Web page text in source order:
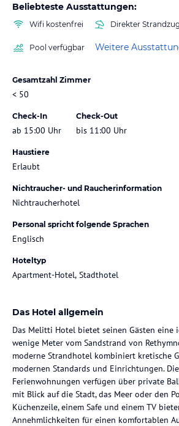
Beliebteste Ausstattungen:
Wifi kostenfrei Direkter
Pool verfügbar Weitere
Gesamtzahl Zimmer
< 50
Check-In
ab 15:00 Uhr
Check-Out
bis 11:00 Uhr
Haustiere
Erlaubt
Nichtraucher- und Raucherinformation
Nichtraucherhotel
Personal spricht folgende Sprachen
Englisch
Hoteltyp
Apartment-Hotel, Stadthotel
Das Hotel allgemein
Das Melitti Hotel bietet seinen Gästen eine
wenige Meter vom Sandstrand von
moderne Strandhotel kombiniert kretische
modernen Standards und Einrichtungen.
Ferienwohnungen verfügen über private
mit Blick auf die Stadt, das Meer oder den
Küchenzeile, einem Safe und einem TV
Annehmlichkeiten für einen komfortablen